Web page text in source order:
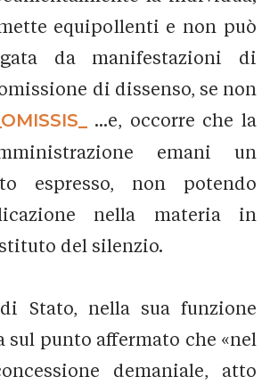
equipollenti e non può
da manifestazioni di
di dissenso, se non
_OMISSIS_
...e, occorre che la
emani un
espresso, non potendo
nella materia in
del silenzio.
Stato, nella sua funzione
sul punto affermato che «nel
demaniale, atto